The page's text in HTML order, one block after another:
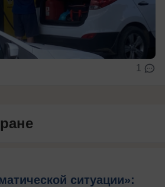
1
ситуации»: